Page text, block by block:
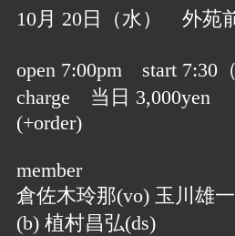
10月 20日（水） 外
open 7:00pm start 7:30
charge 当日 3,000yen
(+order)
member
倉佐木玲那(vo) 玉川雄
(b) 植村昌弘(ds)